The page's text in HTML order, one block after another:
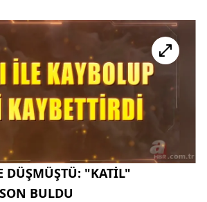
DÜŞMÜŞTÜ: "KATİL"
BULDU